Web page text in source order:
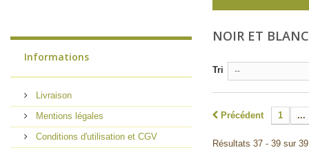
Informations
Livraison
Mentions légales
Conditions d'utilisation et CGV
NOIR ET
Tri --
Précédent 1 ...
Résultats 37 - 39 sur